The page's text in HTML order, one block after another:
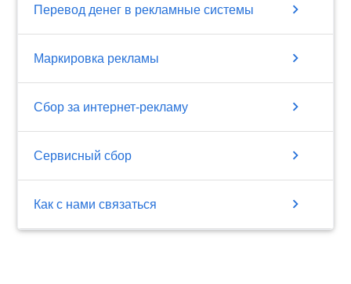
Перевод денег в рекламные системы chevron_right
Маркировка рекламы chevron_right
Сбор за интернет-рекламу chevron_right
Сервисный сбор chevron_right
Как с нами связаться chevron_right